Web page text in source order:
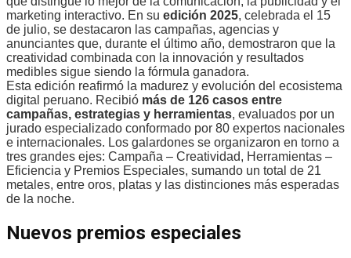
marketing interactivo. En su edición 2025, celebrada el 15
de julio, se destacaron las campañas, agencias y
anunciantes que, durante el último año, demostraron que la
creatividad combinada con la innovación y resultados
medibles sigue siendo la fórmula ganadora.
Esta edición reafirmó la madurez y evolución del ecosistema
digital peruano. Recibió más de 126 casos entre
campañas, estrategias y herramientas, evaluados por un
jurado especializado conformado por 80 expertos nacionales
e internacionales. Los galardones se organizaron en torno a
tres grandes ejes: Campaña – Creatividad, Herramientas –
Eficiencia y Premios Especiales, sumando un total de 21
metales, entre oros, platas y las distinciones más esperadas
de la noche.
Nuevos premios especiales